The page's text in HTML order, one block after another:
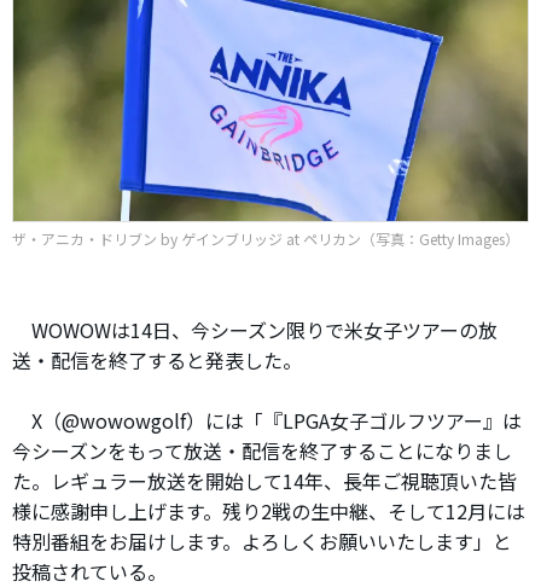
ザ・アニカ・ドリブン by ゲインブリッジ at ペリカン（写真：Getty Images）
WOWOWは14日、今シーズン限りで米女子ツアーの放
送・配信を終了すると発表した。
X（@wowowgolf）には「『LPGA女子ゴルフツアー』は
今シーズンをもって放送・配信を終了することになりまし
た。レギュラー放送を開始して14年、長年ご視聴頂いた皆
様に感謝申し上げます。残り2戦の生中継、そして12月には
特別番組をお届けします。よろしくお願いいたします」と
投稿されている。